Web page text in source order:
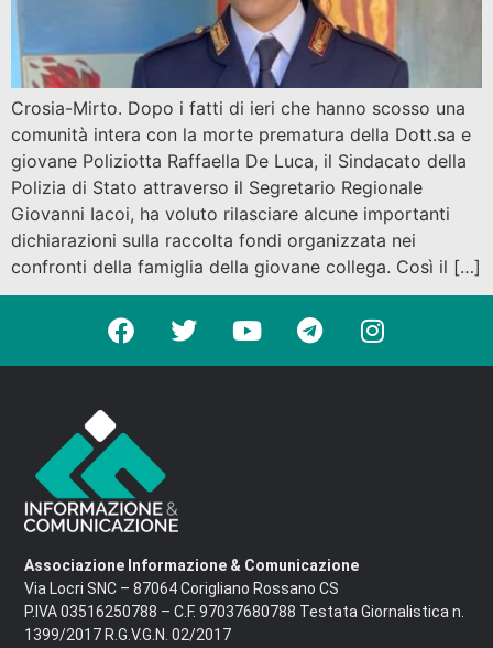
Crosia-Mirto. Dopo i fatti di ieri che hanno scosso una
comunità intera con la morte prematura della Dott.sa e
giovane Poliziotta Raffaella De Luca, il Sindacato della
Polizia di Stato attraverso il Segretario Regionale
Giovanni Iacoi, ha voluto rilasciare alcune importanti
dichiarazioni sulla raccolta fondi organizzata nei
confronti della famiglia della giovane collega. Così il […]
Associazione Informazione & Comunicazione
Via Locri SNC – 87064 Corigliano Rossano CS
P.IVA 03516250788 – C.F. 97037680788 Testata Giornalistica n.
1399/2017 R.G.V.G.N. 02/2017